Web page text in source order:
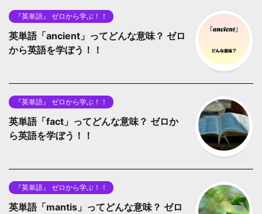
『英単語』 ゼロから学ぶ！！
英単語「ancient」ってどんな意味？ ゼロ
から英語を学ぼう！！
『英単語』 ゼロから学ぶ！！
英単語「fact」ってどんな意味？ ゼロか
ら英語を学ぼう！！
『英単語』 ゼロから学ぶ！！
英単語「mantis」ってどんな意味？ ゼロ